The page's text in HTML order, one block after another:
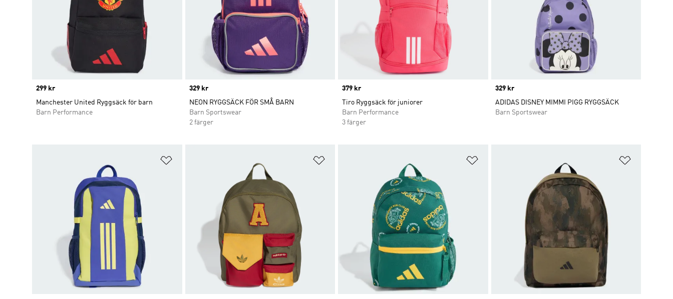
Price
299 kr
Manchester United Ryggsäck för barn
Barn Performance
Price
329 kr
NEON RYGGSÄCK FÖR SMÅ BARN
Barn Sportswear
2 färger
Price
379 kr
Tiro Ryggsäck för juniorer
Barn Performance
3 färger
Price
329 kr
ADIDAS DISNEY MIMMI PIGG RYGGSÄCK
Barn Sportswear